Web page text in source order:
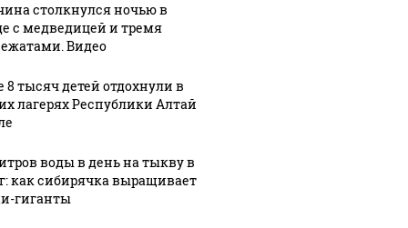
столкнулся ночью в
с медведицей и тремя
Видео
8 тысяч детей отдохнули в
лагерях Республики Алтай
воды в день на тыкву в
как сибирячка выращивает
гиганты